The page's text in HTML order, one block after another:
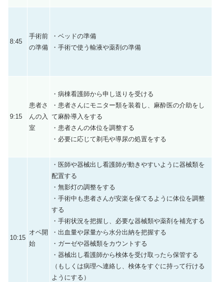
8:45
手術前
の準備
・ベッドの準備
・手術で使う輸液や薬剤の準備
9:15
患者さ
んの入
室
・病棟看護師から申し送りを受ける
・患者さんにモニター類を装着し、麻酔医の介助をし
て麻酔導入をする
・患者さんの体位を調整する
・必要に応じて剃毛や導尿の処置をする
10:15
オペ開
始
・医師や器械出し看護師が動きやすいように器械類を
配置する
・無影灯の調整をする
・手術中も患者さんが安楽を保てるように体位を調整
する
・手術状況を把握し、必要な器械類や薬剤を補充する
・出血量や尿量から水分出納を把握する
・ガーゼや器械類をカウントする
・器械出し看護師から検体を受け取ったら保管する
（もしくは病理へ連絡し、検体をすぐに持って行ける
ようにする）